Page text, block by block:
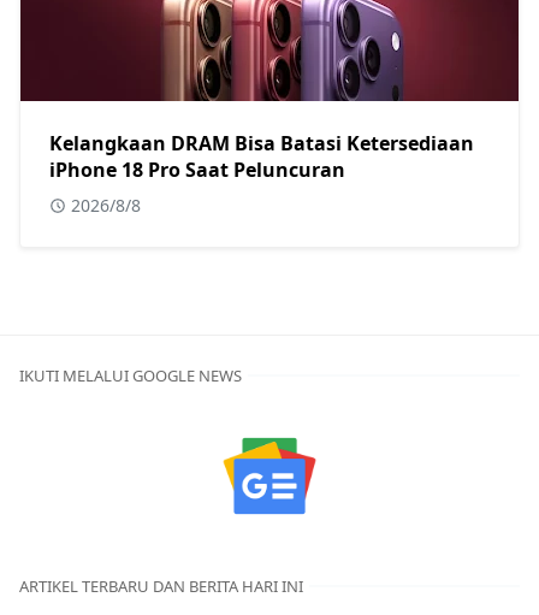
Kelangkaan DRAM Bisa Batasi Ketersediaan
iPhone 18 Pro Saat Peluncuran
2026/8/8
IKUTI MELALUI GOOGLE NEWS
ARTIKEL TERBARU DAN BERITA HARI INI